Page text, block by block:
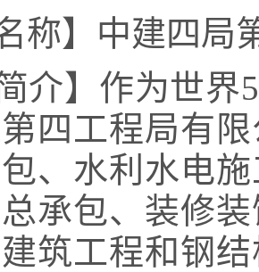
称】中建四局
简介】作为世
四工程局有
、水利水电
承包、装修
筑工程和钢